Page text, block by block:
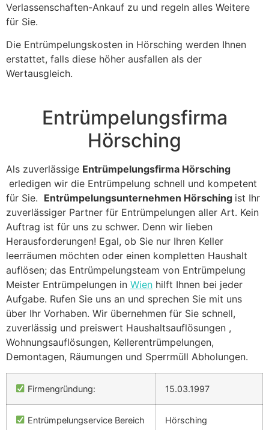
Verlassenschaften-Ankauf zu und regeln alles Weitere
für Sie.
Die Entrümpelungskosten in Hörsching werden Ihnen
erstattet, falls diese höher ausfallen als der
Wertausgleich.
Entrümpelungsfirma
Hörsching
Als zuverlässige Entrümpelungsfirma Hörsching
erledigen wir die Entrümpelung schnell und kompetent
für Sie. Entrümpelungsunternehmen Hörsching ist Ihr
zuverlässiger Partner für Entrümpelungen aller Art. Kein
Auftrag ist für uns zu schwer. Denn wir lieben
Herausforderungen! Egal, ob Sie nur Ihren Keller
leerräumen möchten oder einen kompletten Haushalt
auflösen; das Entrümpelungsteam von Entrümpelung
Meister Entrümpelungen in Wien hilft Ihnen bei jeder
Aufgabe. Rufen Sie uns an und sprechen Sie mit uns
über Ihr Vorhaben. Wir übernehmen für Sie schnell,
zuverlässig und preiswert Haushaltsauflösungen ,
Wohnungsauflösungen, Kellerentrümpelungen,
Demontagen, Räumungen und Sperrmüll Abholungen.
Firmengründung: 15.03.1997
Entrümpelungservice Bereich Hörsching